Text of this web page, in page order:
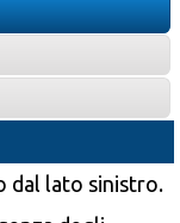
dal lato sinistro.